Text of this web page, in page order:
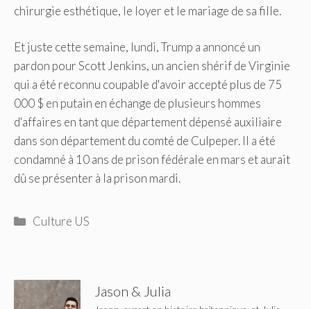
chirurgie esthétique, le loyer et le mariage de sa fille.
Et juste cette semaine, lundi, Trump a annoncé un
pardon pour Scott Jenkins, un ancien shérif de Virginie
qui a été reconnu coupable d'avoir accepté plus de 75
000 $ en putain en échange de plusieurs hommes
d'affaires en tant que département dépensé auxiliaire
dans son département du comté de Culpeper. Il a été
condamné à 10 ans de prison fédérale en mars et aurait
dû se présenter à la prison mardi.
Catégories
Culture US
Jason & Julia